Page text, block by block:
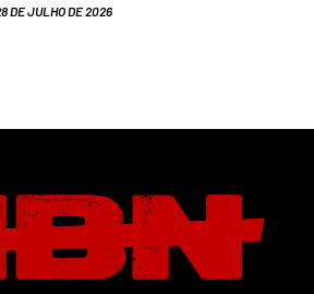
DE JULHO DE 2026